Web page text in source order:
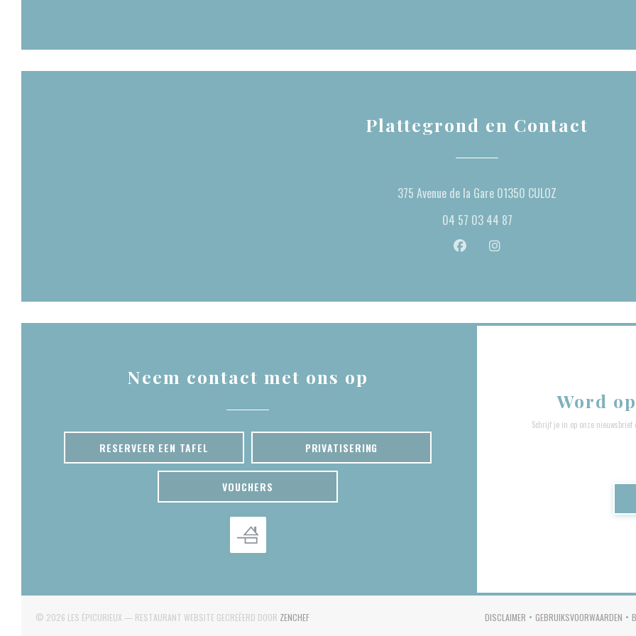
Plattegrond en Contact
375 Avenue de la Gare 01350 CULOZ
04 57 03 44 87
Facebook ((opent in een nieuw
Instagram ((opent in een
Neem contact met ons op
RESERVEER EEN TAFEL PRIVATISERING
VOUCHERS
Word
Schrijf je in op onze
© 2026 LES ÉPICURIEUX — RESTAURANT WEBSITE GECREËERD DOOR ZENCHEF((OPENT IN EEN NIEUW VENSTER)) DISCLAIMER
((OPENT IN EEN NIEUW VENSTER))
GEBRUIKSVOORWAARDEN
((OPENT IN